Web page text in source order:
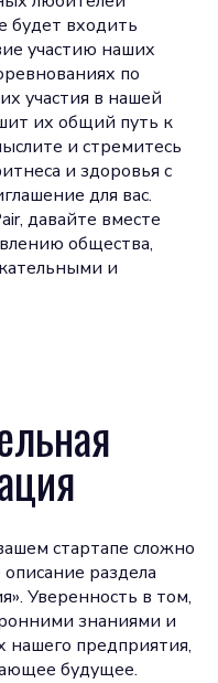
будет входить
участию наших
по
участия в нашей
их общий путь к
и стремитесь
и здоровья с
для вас.
давайте вместе
общества,
и
стартапе сложно
раздела
Уверенность в том,
знаниями и
предприятия,
будущее.